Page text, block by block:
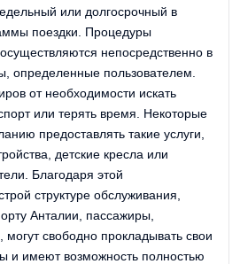
или долгосрочный в
поездки. Процедуры
непосредственно в
определенные пользователем.
от необходимости искать
или терять время. Некоторые
предоставлять такие услуги,
детские кресла или
Благодаря этой
структуре обслуживания,
Анталии, пассажиры,
свободно прокладывать свои
и имеют возможность полностью